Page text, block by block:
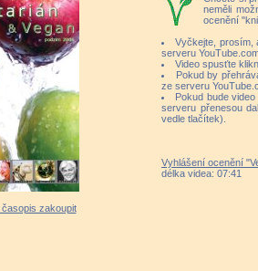
časopis zakoupit
neměli
ocenění
Vyčkejte, prosím,
serveru
Video spusťte
Pokud by
ze serveru
Pokud bude
serveru přenesou
vedle tlačítek).
Vyhlášení ocenění
délka videa: 07:41